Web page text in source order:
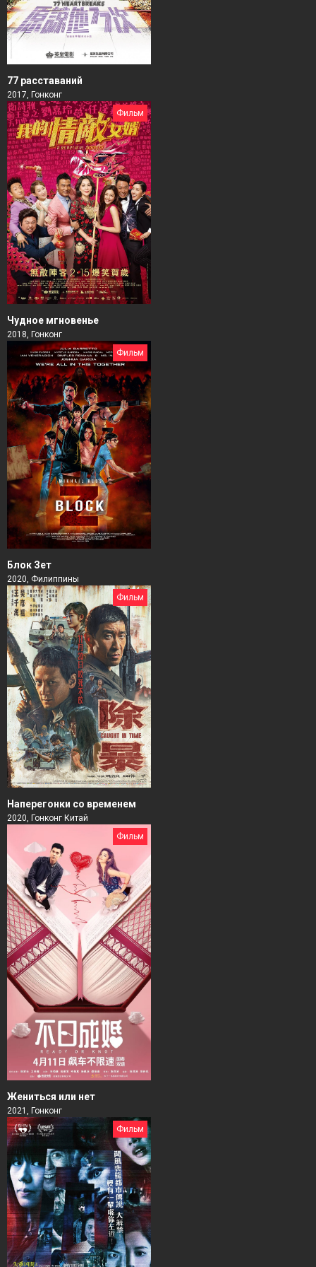
77 расставаний
2017, Гонконг
Фильм
Чудное мгновенье
2018, Гонконг
Фильм
Блок Зет
2020, Филиппины
Фильм
Наперегонки со временем
2020, Гонконг Китай
Фильм
Жениться или нет
2021, Гонконг
Фильм